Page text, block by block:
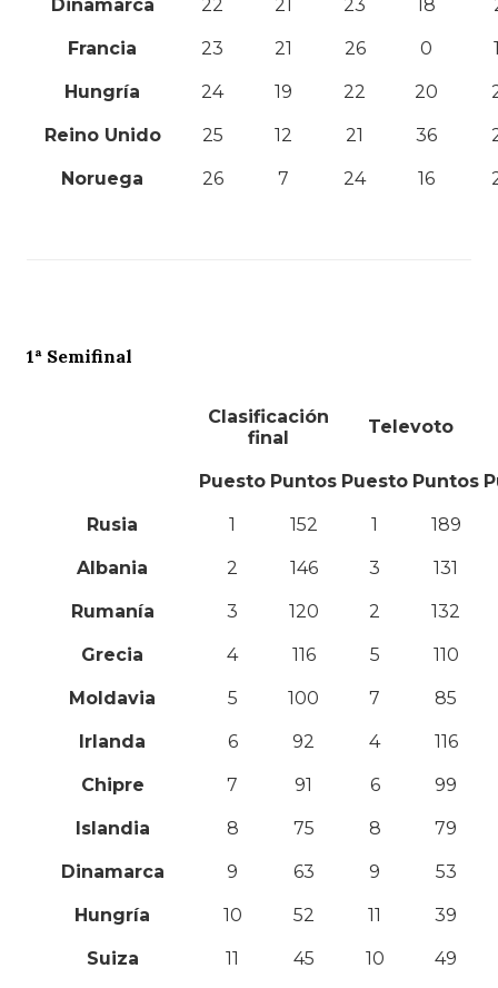
Dinamarca 22 21 23 18
Francia 23 21 26 0
Hungría 24 19 22 20
Reino Unido 25 12 21 36
Noruega 26 7 24 16
1ª Semifinal
Clasificación
final
Televoto
Puesto Puntos Puesto Puntos
Rusia 1 152 1 189
Albania 2 146 3 131
Rumanía 3 120 2 132
Grecia 4 116 5 110
Moldavia 5 100 7 85
Irlanda 6 92 4 116
Chipre 7 91 6 99
Islandia 8 75 8 79
Dinamarca 9 63 9 53
Hungría 10 52 11 39
Suiza 11 45 10 49